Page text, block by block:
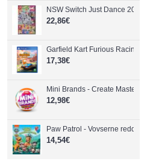
NSW Switch Just Dance 2021
22,86€
Garfield Kart Furious Racing -
17,38€
Mini Brands - Create MasterChef
12,98€
Paw Patrol - Vovserne redder
14,54€